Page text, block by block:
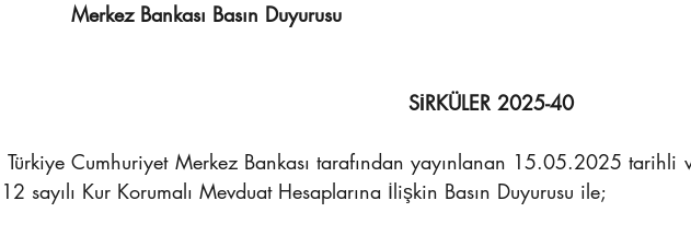
	    Merkez Bankası Basın Duyurusu
SİRKÜLER 2025-40
Türkiye Cumhuriyet Merkez Bankası tarafından yayınlanan 15.05.2025 tarihli ve Sayı: 2025-
12 sayılı Kur Korumalı Mevduat Hesaplarına İlişkin Basın Duyurusu ile;